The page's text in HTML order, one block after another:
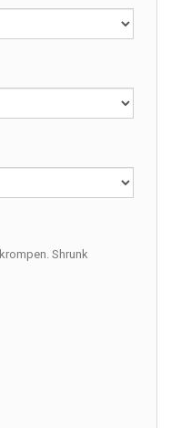
Shrunk